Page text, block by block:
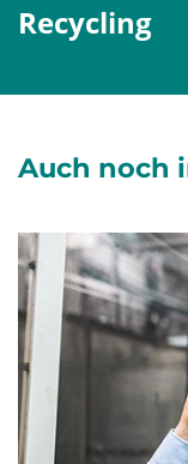
Recycling
Auch noch